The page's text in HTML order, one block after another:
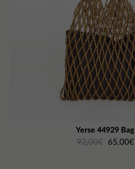
Yerse 44929 Bag
92,00€ 65,00€